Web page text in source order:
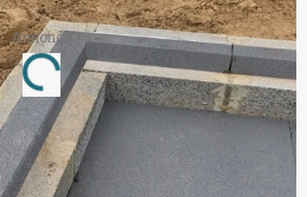
Annonce
Loading...
Jobs